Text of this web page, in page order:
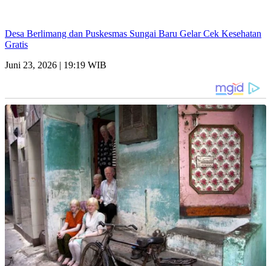
Desa Berlimang dan Puskesmas Sungai Baru Gelar Cek Kesehatan
Gratis
Juni 23, 2026 | 19:19 WIB